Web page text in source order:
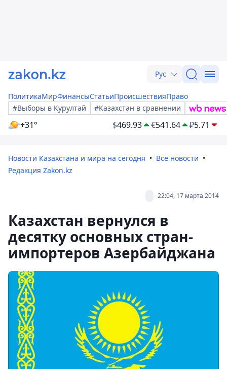
Рус
ПолитикаМирФинансыСтатьиПроисшествияПраво
#Выборы в Курултай
#Казахстан в сравнении
+31° $469.93 €541.64 ₽5.71
Новости Казахстана и мира на сегодня
Все новости
Редакция Zakon.kz
22:04, 17 марта 2014
Казахстан вернулся в
десятку основных стран-
импортеров Азербайджана